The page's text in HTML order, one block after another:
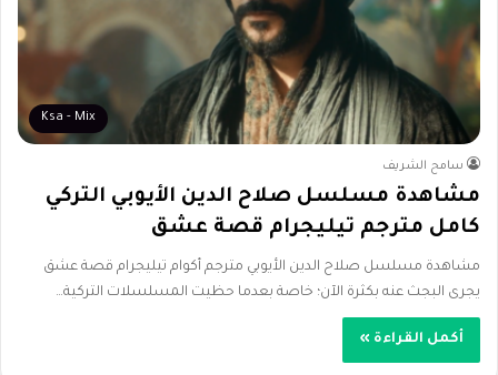
Ksa - Mix
سامح الشريف
مشاهدة مسلسل صلاح الدين الأيوبي التركي
كامل مترجم تيليجرام قصة عشق
مشاهدة مسلسل صلاح الدين الأيوبي مترجم أكوام تيليجرام قصة عشق
يجرى البجث عنه بكثرة الآن؛ خاصة بعدما حظيت المسلسلات التركية…
أكمل القراءة »